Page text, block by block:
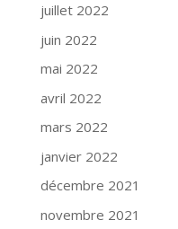
juillet 2022
juin 2022
mai 2022
avril 2022
mars 2022
janvier 2022
décembre 2021
novembre 2021